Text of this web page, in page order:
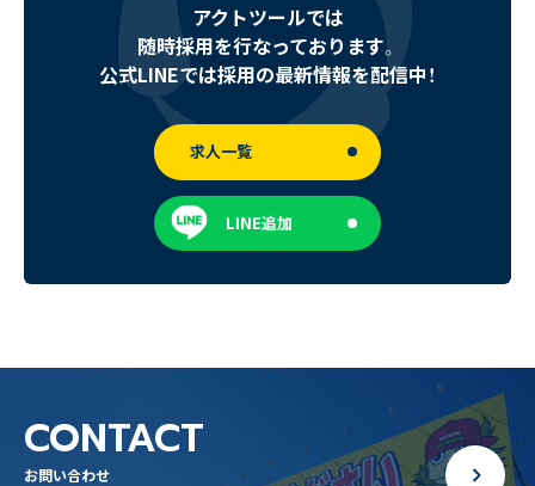
アクトツールでは
随時採用を行なっております。
公式LINEでは採用の最新情報を配信中！
求人一覧
LINE追加
CONTACT
お問い合わせ